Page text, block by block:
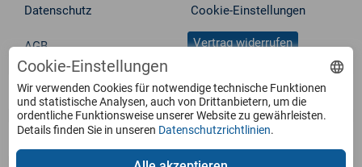
Datenschutz Cookie-Einstellungen
AGB Vertrag widerrufen
Service
Produkte
Cookie-Einstellungen
Wir verwenden Cookies für notwendige technische Funktionen
und statistische Analysen, auch von Drittanbietern, um die
ordentliche Funktionsweise unserer Website zu gewährleisten.
Details finden Sie in unseren Datenschutzrichtlinien.